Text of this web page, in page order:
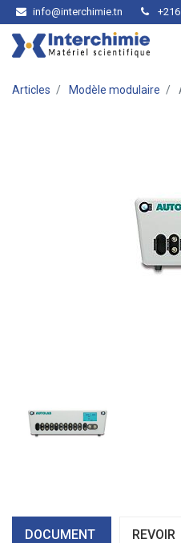
info@interchimie.tn
Articles Modèle modulaire
DOCUMENT REVOIR